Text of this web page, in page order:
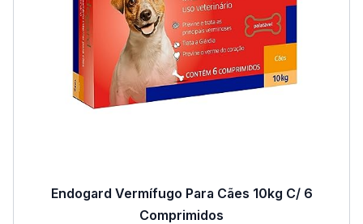
Endogard Vermífugo Para Cães 10kg C/ 6
Comprimidos